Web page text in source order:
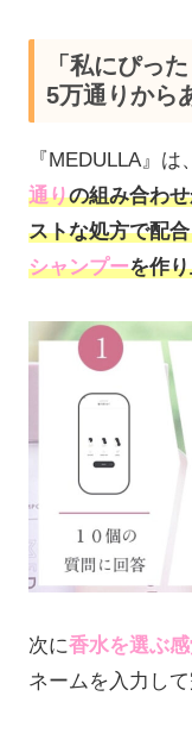
「私にぴっ
5万通りから
『MEDULLA』
通りの組み合わ
ストな処方で配
シャンプーを作
次に香水を選ぶ
ネームを入力して